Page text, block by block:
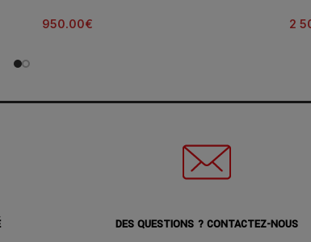
950.00€ 2
DES QUESTIONS ? CONTACTEZ-NOUS